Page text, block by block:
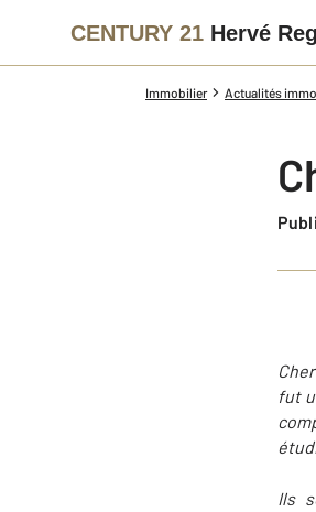
CENTURY 21 Hervé
Immobilier Actualités
fut
Ils